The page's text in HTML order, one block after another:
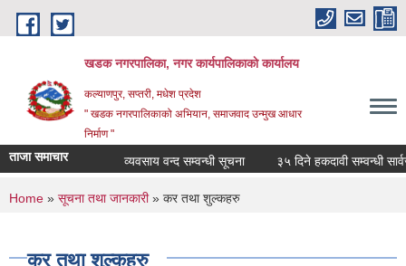
Skip to main content
खडक नगरपालिका, नगर कार्यपालिकाकाे कार्यालय
कल्याणपुर, सप्तरी, मधेश प्रदेश
" खडक नगरपालिकाको अभियान, समाजवाद उन्मुख आधार
निर्माण "
ताजा समाचार व्यवसाय वन्द सम्वन्धी सूचना ३५ दिने हकदावी सम्वन्धी
You are here
Home » सूचना तथा जानकारी» कर तथा शुल्कहरु
कर तथा शुल्कहरु